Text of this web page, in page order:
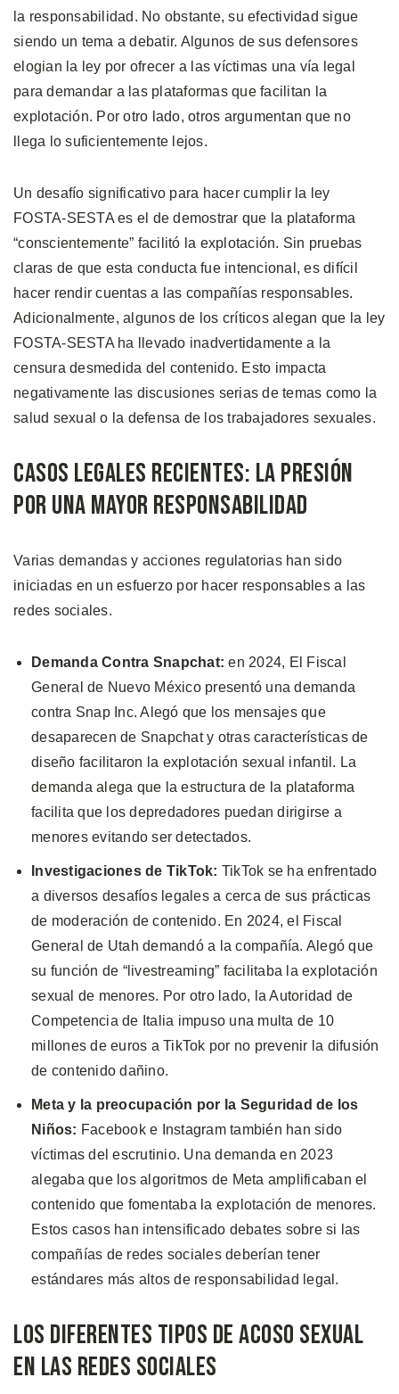
la responsabilidad. No obstante, su efectividad sigue
siendo un tema a debatir. Algunos de sus defensores
elogian la ley por ofrecer a las víctimas una vía legal
para demandar a las plataformas que facilitan la
explotación. Por otro lado, otros argumentan que no
llega lo suficientemente lejos.
Un desafío significativo para hacer cumplir la ley
FOSTA-SESTA es el de demostrar que la plataforma
“conscientemente” facilitó la explotación. Sin pruebas
claras de que esta conducta fue intencional, es difícil
hacer rendir cuentas a las compañías responsables.
Adicionalmente, algunos de los críticos alegan que la ley
FOSTA-SESTA ha llevado inadvertidamente a la
censura desmedida del contenido. Esto impacta
negativamente las discusiones serias de temas como la
salud sexual o la defensa de los trabajadores sexuales.
Casos Legales Recientes: La Presión
por una Mayor Responsabilidad
Varias demandas y acciones regulatorias han sido
iniciadas en un esfuerzo por hacer responsables a las
redes sociales.
Demanda Contra Snapchat: en 2024, El Fiscal
General de Nuevo México presentó una demanda
contra Snap Inc. Alegó que los mensajes que
desaparecen de Snapchat y otras características de
diseño facilitaron la explotación sexual infantil. La
demanda alega que la estructura de la plataforma
facilita que los depredadores puedan dirigirse a
menores evitando ser detectados.
Investigaciones de TikTok: TikTok se ha enfrentado
a diversos desafíos legales a cerca de sus prácticas
de moderación de contenido. En 2024, el Fiscal
General de Utah demandó a la compañía. Alegó que
su función de “livestreaming” facilitaba la explotación
sexual de menores. Por otro lado, la Autoridad de
Competencia de Italia impuso una multa de 10
millones de euros a TikTok por no prevenir la difusión
de contenido dañino.
Meta y la preocupación por la Seguridad de los
Niños: Facebook e Instagram también han sido
víctimas del escrutinio. Una demanda en 2023
alegaba que los algoritmos de Meta amplificaban el
contenido que fomentaba la explotación de menores.
Estos casos han intensificado debates sobre si las
compañías de redes sociales deberían tener
estándares más altos de responsabilidad legal.
Los Diferentes Tipos de Acoso Sexual
en las Redes Sociales